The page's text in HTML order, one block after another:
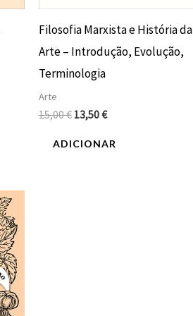
Filosofia Marxista e História da
Arte – Introdução, Evolução,
Terminologia
Arte
15,00€ 13,50€
ADICIONAR